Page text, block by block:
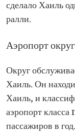
сделало Хаиль
ралли.
Аэропорт
Округ
Хаиль. Он
Хаиль, и
аэропорт
пассажиров в